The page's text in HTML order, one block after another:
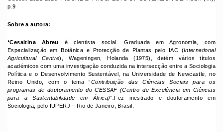
p.9
Sobre a autora:
*Cesaltina Abreu
é cientista social. Graduada em Agronomia, com
Especialização em Botânica e Protecção de Plantas pelo IAC (International
Agricultural Centre), Wageningen, Holanda (1975), detém vários títulos
académicos com uma investigação conduzida na intersecção entre a Sociologia
Política e o Desenvolvimento Sustentável, na Universidade de Newcastle, no
Reino Unido, com o tema “Contribuição das Ciências Sociais para os
programas de doutoramento do CESSAF (Centro de Excelência em Ciências
para a Sustentabilidade em África)”. Fez mestrado e doutoramento em
Sociologia, pelo IUPERJ – Rio de Janeiro, Brasil.